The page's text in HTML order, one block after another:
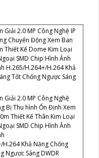
Giải 2.0 MP Công Nghệ IP
Chuyển Động Xem Ban
Thiết Kế Dome Kim Loại
SMD Chip Hình Ảnh
H.265/H.264+/H.264 Khả
Tốt Chống Ngược Sáng
Giải 2.0 MP Công Nghệ
Bị Thu hình Ổn Định Xem
Thiết Kế Thân Kim Loại
SMD Chip Hình Ảnh
Khả Năng Chống
Ngược Sáng DWDR